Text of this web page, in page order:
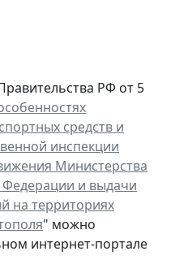
РФ от 5
средств и
инспекции
Министерства
Федерации и выдачи
на территориях
" можно
интернет-портале